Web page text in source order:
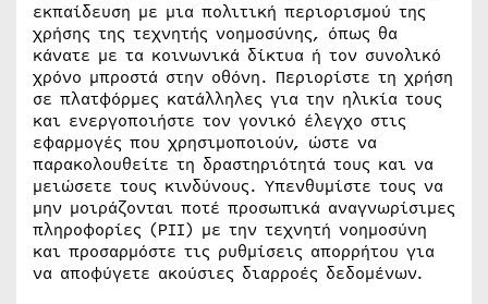
εκπαίδευση με μια πολιτική περιορισμού της
χρήσης της τεχνητής νοημοσύνης, όπως θα
κάνατε με τα κοινωνικά δίκτυα ή τον συνολικό
χρόνο μπροστά στην οθόνη. Περιορίστε τη χρήση
σε πλατφόρμες κατάλληλες για την ηλικία τους
και ενεργοποιήστε τον γονικό έλεγχο στις
εφαρμογές που χρησιμοποιούν, ώστε να
παρακολουθείτε τη δραστηριότητά τους και να
μειώσετε τους κινδύνους. Υπενθυμίστε τους να
μην μοιράζονται ποτέ προσωπικά αναγνωρίσιμες
πληροφορίες (PII) με την τεχνητή νοημοσύνη
και προσαρμόστε τις ρυθμίσεις απορρήτου για
να αποφύγετε ακούσιες διαρροές δεδομένων.